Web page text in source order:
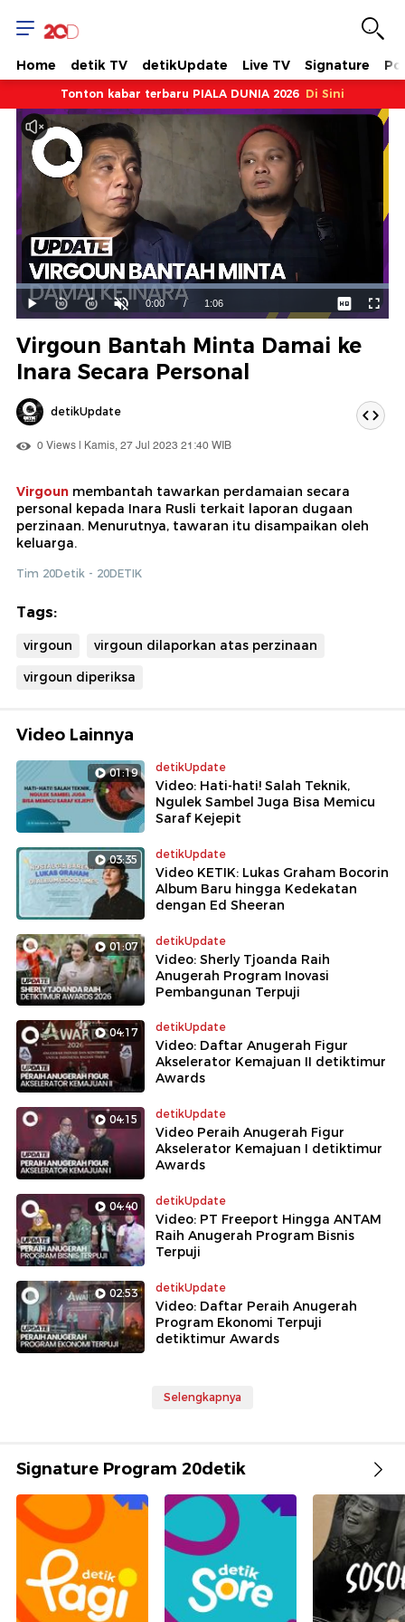
Home detik TV detikUpdate Live TV Signature
Tonton kabar terbaru PIALA DUNIA 2026 Di Sini
Mainkan
Suara
Hidup
Waktu
0:00 / Durasi
1:06
Dimuat:
100.00%
Virgoun Bantah Minta Damai ke
Inara Secara Personal
detikUpdate
0 Views | Kamis, 27 Jul 2023 21:40 WIB
Virgoun membantah tawarkan perdamaian secara
personal kepada Inara Rusli terkait laporan dugaan
perzinaan. Menurutnya, tawaran itu disampaikan oleh
keluarga.
Tim 20Detik - 20DETIK
Tags:
virgoun
virgoun dilaporkan atas perzinaan
virgoun diperiksa
Video Lainnya
01:19 detikUpdate
Video: Hati-hati! Salah Teknik,
Ngulek Sambel Juga Bisa Memicu
Saraf Kejepit
03:35 detikUpdate
Video KETIK: Lukas Graham Bocorin
Album Baru hingga Kedekatan
dengan Ed Sheeran
01:07 detikUpdate
Video: Sherly Tjoanda Raih
Anugerah Program Inovasi
Pembangunan Terpuji
04:17 detikUpdate
Video: Daftar Anugerah Figur
Akselerator Kemajuan II detiktimur
Awards
04:15 detikUpdate
Video Peraih Anugerah Figur
Akselerator Kemajuan I detiktimur
Awards
04:40 detikUpdate
Video: PT Freeport Hingga ANTAM
Raih Anugerah Program Bisnis
Terpuji
02:53 detikUpdate
Video: Daftar Peraih Anugerah
Program Ekonomi Terpuji
detiktimur Awards
Selengkapnya
Signature Program 20detik